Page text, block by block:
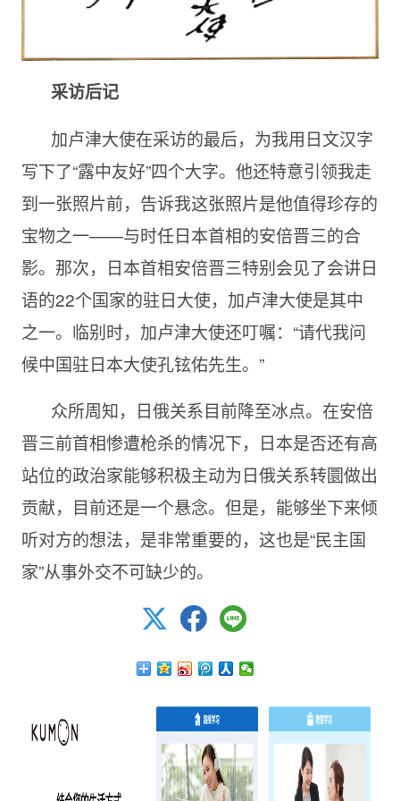
采访后记
加卢津大使在采访的最后，为我用日文汉字
写下了“露中友好”四个大字。他还特意引领我走
到一张照片前，告诉我这张照片是他值得珍存的
宝物之一——与时任日本首相的安倍晋三的合
影。那次，日本首相安倍晋三特别会见了会讲日
语的22个国家的驻日大使，加卢津大使是其中
之一。临别时，加卢津大使还叮嘱：“请代我问
候中国驻日本大使孔铉佑先生。”
众所周知，日俄关系目前降至冰点。在安倍
晋三前首相惨遭枪杀的情况下，日本是否还有高
站位的政治家能够积极主动为日俄关系转圜做出
贡献，目前还是一个悬念。但是，能够坐下来倾
听对方的想法，是非常重要的，这也是“民主国
家”从事外交不可缺少的。